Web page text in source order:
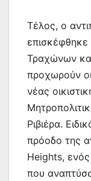
Τέλος, ο
επισκέφθηκε
Τραχώνων
προχωρούν οι
νέας
Ριβιέρα.
πρόοδο της
Heights,
που